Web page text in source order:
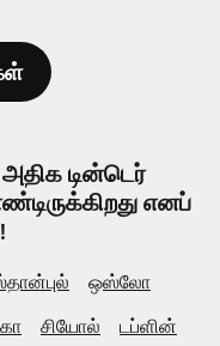
டின்டெர்
எனப்
ஒஸ்லோ
சியோல்
டப்ளின்